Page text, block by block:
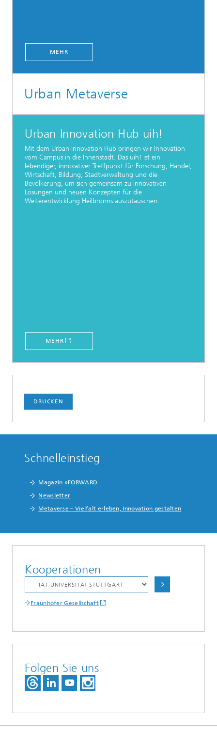
MEHR
Urban Metaverse
Urban Innovation Hub uih!
Mit dem Urban Innovation Hub bringen wir Innovation
vom Campus in die Innenstadt. Das uih! ist ein
lebendiger, innovativer Treffpunkt für Forschung, Handel,
Wirtschaft, Bildung, Stadtverwaltung und die
Bevölkerung, um sich gemeinsam zu innovativen
Lösungen und neuen Konzepten für die
Weiterentwicklung Heilbronns auszutauschen.
MEHR
DRUCKEN
Schnelleinstieg
Magazin »FORWARD
Newsletter
Metaverse – Vielfalt erleben, Innovation gestalten
Kooperationen
Fraunhofer Gesellschaft
Folgen Sie uns